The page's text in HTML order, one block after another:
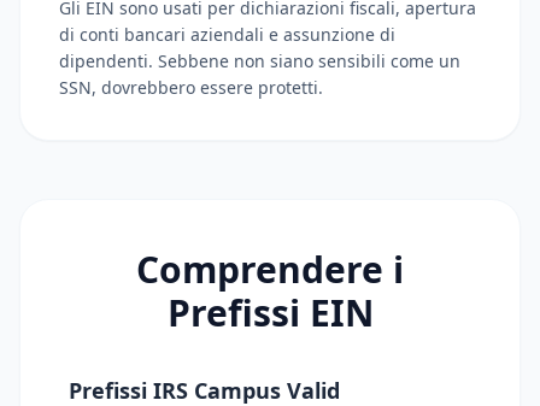
Gli EIN sono usati per dichiarazioni fiscali, apertura
di conti bancari aziendali e assunzione di
dipendenti. Sebbene non siano sensibili come un
SSN, dovrebbero essere protetti.
Comprendere i
Prefissi EIN
Prefissi IRS Campus Valid